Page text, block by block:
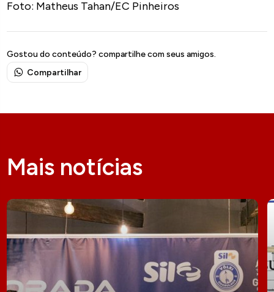
Foto: Matheus Tahan/EC Pinheiros
Gostou do conteúdo? compartilhe com seus amigos.
Compartilhar
Mais notícias